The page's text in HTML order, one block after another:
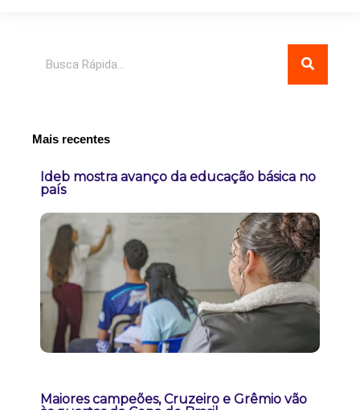
Mais recentes
Ideb mostra avanço da educação básica no
país
Maiores campeões, Cruzeiro e Grêmio vão